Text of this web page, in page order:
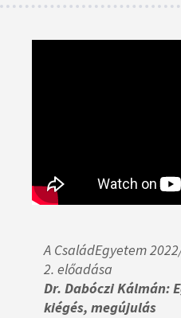
A CsaládEgyetem
2. előadása
Dr. Dabóczi Kálmán:
kiégés, megújulás